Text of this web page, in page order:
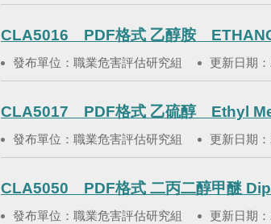
CLA5016 PDF格式 乙醇胺
發布單位：職業危害評估研究組 更新日期
CLA5017 PDF格式 乙硫醇 Ethyl
發布單位：職業危害評估研究組 更新日期
CLA5050 PDF格式 二丙二醇甲醚
發布單位：職業危害評估研究組 更新日期